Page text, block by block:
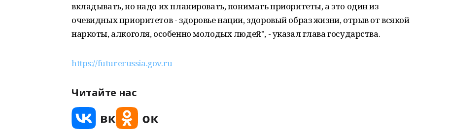
вкладывать, но надо их планировать, понимать приоритеты, а это один из
очевидных приоритетов - здоровье нации, здоровый образ жизни, отрыв от всякой
наркоты, алкоголя, особенно молодых людей", - указал глава государства.
https://futurerussia.gov.ru
Читайте нас